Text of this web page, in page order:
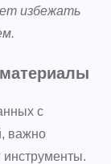
избежать
с
важно
инструменты.